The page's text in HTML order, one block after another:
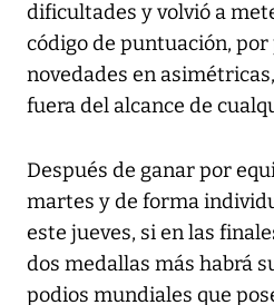
dificultades y volvió a
código de puntuación,
novedades en
fuera del alcance de
Después de ganar por
martes y de forma
este jueves, si en las
dos medallas más habrá
podios mundiales que